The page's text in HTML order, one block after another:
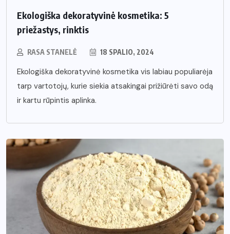
Ekologiška dekoratyvinė kosmetika: 5
priežastys, rinktis
RASA STANELĖ 18 SPALIO, 2024
Ekologiška dekoratyvinė kosmetika vis labiau populiarėja
tarp vartotojų, kurie siekia atsakingai prižiūrėti savo odą
ir kartu rūpintis aplinka.